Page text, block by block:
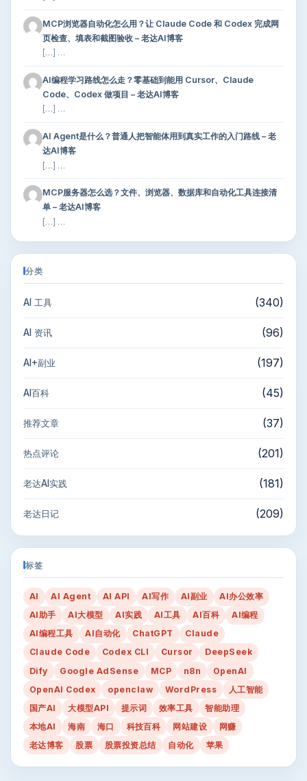
MCP浏览器自动化怎么用？让 Claude Code 和 Codex 完成网
页检查、填表和截图验收 – 老达AI博客
[…] …
AI编程学习路线怎么走？零基础到能用 Cursor、Claude
Code、Codex 做项目 – 老达AI博客
[…] …
AI Agent是什么？普通人把智能体用到真实工作的入门路线 – 老
达AI博客
[…] …
MCP服务器怎么选？文件、浏览器、数据库和自动化工具连接清
单 – 老达AI博客
[…] …
分类
AI 工具 (340)
AI 资讯 (96)
AI+副业 (197)
AI百科 (45)
推荐文章 (37)
热点评论 (201)
老达AI实践 (181)
老达日记 (209)
标签
AI AI Agent AI API AI写作 AI副业
AI办公效率
AI助手
AI大模型 AI实践 AI工具 AI百科
AI编程
AI编程工具
AI自动化 ChatGPT
Claude
Claude Code
Codex CLI Cursor
DeepSeek
Dify
Google AdSense MCP n8n
OpenAI
OpenAI Codex
openclaw WordPress
人工智能
国产AI
大模型API 提示词 效率工具
智能助理
本地AI
海南 海口 科技百科 网站建设
网赚
老达博客
股票 股票投资总结 自动化 苹果